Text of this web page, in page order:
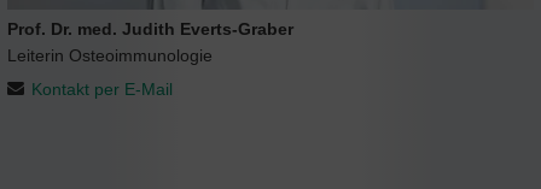
Prof. Dr. med. Judith Everts-Graber
Leiterin Osteoimmunologie
Kontakt per E-Mail